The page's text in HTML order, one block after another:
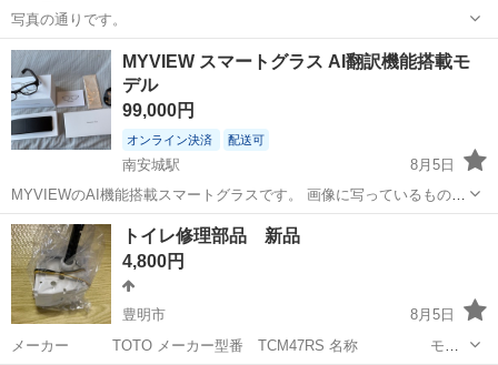
写真の通りです。
愛知 半田市 生活家電
MYVIEW スマートグラス AI翻訳機能搭載モ
デル
99,000円
オンライン決済 配送可
南安城駅
8月5日
MYVIEWのAI機能搭載スマートグラスです。 画像に写っているものが
全てとなります。本体、外箱、説明書、専用ケース、充電ケーブル、
クロスが揃っており、使用は5回程度くらいです。 【商品名】
MYVIEW スマートグラス 【...
愛知 安城市 南安城駅 生活家電
トイレ修理部品 新品
4,800円
豊明市
8月5日
メーカー TOTO メーカー型番 TCM47RS 名称 モー